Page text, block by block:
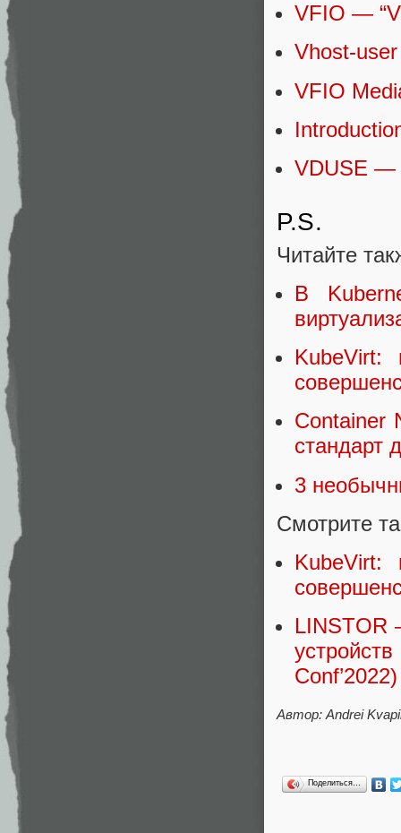
VFIO —
Vhost-
VFIO
VDUSE —
P.S.
Читайте
В
KubeVirt:
Container
стандарт
3
Смотрите
KubeVirt:
LINSTOR
Conf’2022)
Автор: Andrei
Поделиться…